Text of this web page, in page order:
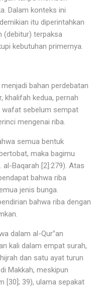
Dalam konteks ini
itu diperintahkan
(debitur) terpaksa
kebutuhan primernya.
bahan perdebatan
khalifah kedua, pernah
wafat sebelum sempat
mengenai riba.
semua bentuk
maka bagimu
al-Baqarah [2]:279). Atas
bahwa riba
jenis bunga.
bahwa riba dengan
dalam al-Qur‟an
kali dalam empat surah,
dan satu ayat turun
Makkah, meskipun
[30]; 39), ulama sepakat